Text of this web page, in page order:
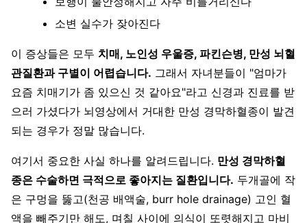
소변 실수가 잦아진다
이 증상들은 모두 치매, 노인성 우울증, 파킨슨병, 만성 뇌혈
관질환과 구별이 어렵습니다. 그래서 자녀분들이 "엄마가
요즘 치매기가 좀 있으신 것 같아요"라고 신경과 진료를 받
으러 가셨다가 뇌영상에서 거대한 만성 경막하혈종이 발견
되는 경우가 정말 많습니다.
여기서 중요한 사실 하나를 알려드립니다. 만성 경막하혈
종은 수술하면 극적으로 좋아지는 질환입니다. 두개골에 작
은 구멍을 뚫고(천공 배액술, burr hole drainage) 고인 혈
액을 빼주기만 해도, 며칠 사이에 의식이 또렷해지고 마비